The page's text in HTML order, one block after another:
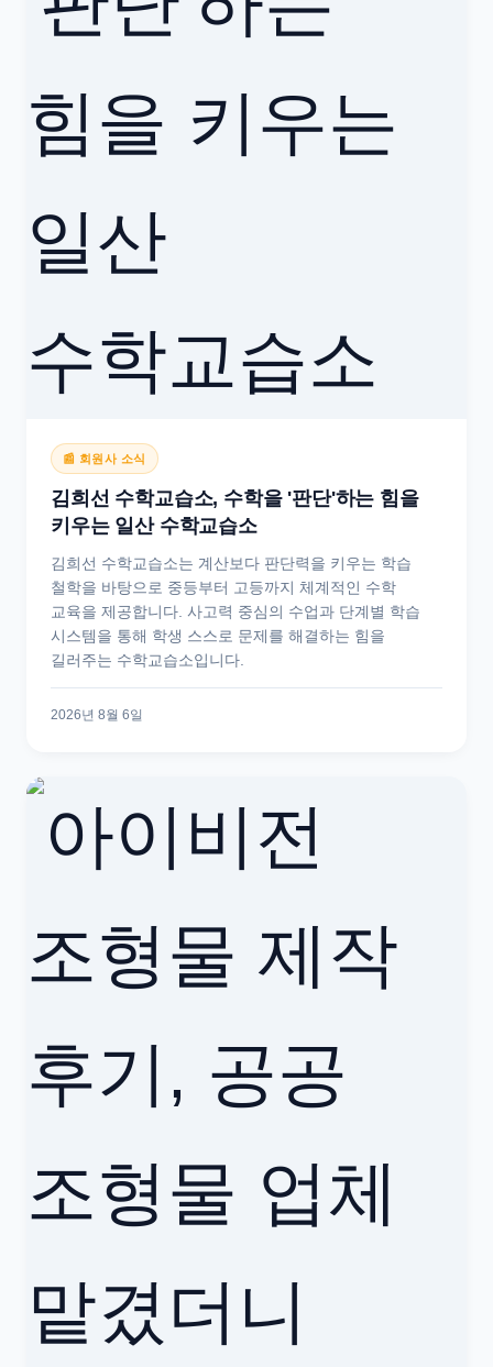
📰 회원사 소식
김희선 수학교습소, 수학을 '판단'하는 힘을
키우는 일산 수학교습소
김희선 수학교습소는 계산보다 판단력을 키우는 학습
철학을 바탕으로 중등부터 고등까지 체계적인 수학
교육을 제공합니다. 사고력 중심의 수업과 단계별 학습
시스템을 통해 학생 스스로 문제를 해결하는 힘을
길러주는 수학교습소입니다.
2026년 8월 6일